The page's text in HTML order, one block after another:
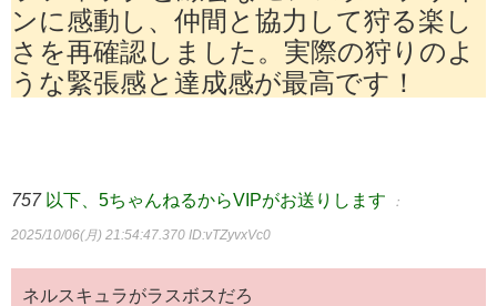
ンに感動し、仲間と協力して狩る楽し
さを再確認しました。実際の狩りのよ
うな緊張感と達成感が最高です！
757 以下、5ちゃんねるからVIPがお送りします ：
2025/10/06(月) 21:54:47.370 ID:vTZyvxVc0
ネルスキュラがラスボスだろ